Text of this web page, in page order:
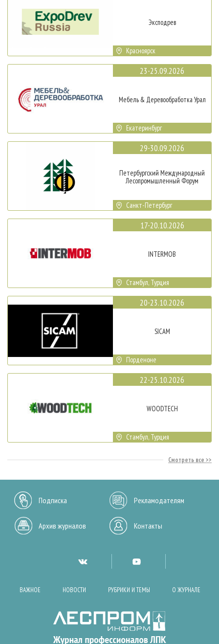
Эксподрев
Красноярск
23-25.09.2026
Мебель & Деревообработка Урал
Екатеринбург
29-30.09.2026
Петербургский Международный
Лесопромышленный Форум
Санкт-Петербург
17-20.10.2026
INTERMOB
Стамбул, Турция
20-23.10.2026
SICAM
Порденоне
22-25.10.2026
WOODTECH
Стамбул, Турция
Смотреть все
Подписка Рекламодателям
Архив журналов Контакты
ВАЖНОЕ НОВОСТИ РУБРИКИ И ТЕМЫ О ЖУРНАЛЕ